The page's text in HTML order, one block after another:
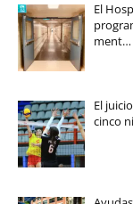
El
ment…
El
cinco